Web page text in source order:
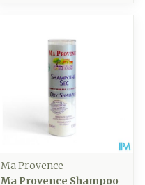
Ma Provence
Ma Provence Shampoo